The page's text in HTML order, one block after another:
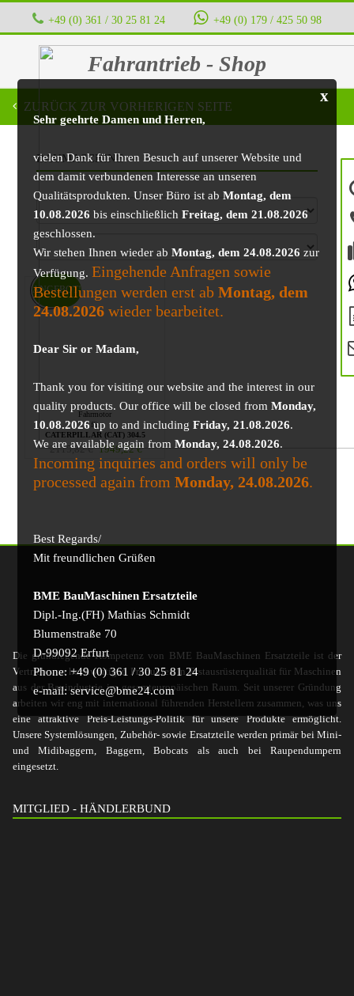
+49 (0) 361 / 30 25 81 24 ‭ ‭ ‭ ‭ +49 (0) 179 / 425 50 98
Fahrantrieb - Shop
x
Sehr geehrte Damen und Herren,
vielen Dank für Ihren Besuch auf unserer Website und
dem damit verbundenen Interesse an unseren
Qualitätsprodukten. Unser Büro ist abMontag, dem
10.08.2026 bis einschließlichFreitag, dem 21.08.2026
geschlossen.
Wir stehen Ihnen wieder abMontag, dem 24.08.2026 zur
Verfügung. Eingehende Anfragen sowie
Bestellungen werden erst abMontag, dem
24.08.2026 wieder bearbeitet.
Dear Sir or Madam,
Thank you for visiting our website and the interest in our
quality products. Our office will be closed fromMonday,
10.08.2026up to and includingFriday, 21.08.2026.
We are available again fromMonday, 24.08.2026.
Incoming inquiries and orders will only be
processed again fromMonday, 24.08.2026.
Best Regards/
Mit freundlichen Grüßen
BME BauMaschinen Ersatzteile
Dipl.-Ing.(FH) Mathias Schmidt
Blumenstraße 70
D-99092 Erfurt
Phone: +49 (0) 361 / 30 25 81 24
e-mail: service@bme24.com
ZURÜCK ZUR VORHERIGEN SEITE
BAUMASCHINE
Fahrmotor
für
CATERPILLAR (CAT) 304.5
2115,82€ 1949,22€
ANGEBOT!
Die grundlegende Kompetenz von BME BauMaschinen Ersatzteile ist der
Vertrieb von hochwertigen Produkten in Erstausrüsterqualität für Maschinen
aus der Bauindustrie im gesamteuropäischen Raum. Seit unserer Gründung
arbeiten wir eng mit international führenden Herstellern zusammen, was uns
eine attraktive Preis-Leistungs-Politik für unsere Produkte ermöglicht.
Unsere Systemlösungen, Zubehör- sowie Ersatzteile werden primär bei Mini-
und Midibaggern, Baggern, Bobcats als auch bei Raupendumpern
eingesetzt.
MITGLIED - HÄNDLERBUND